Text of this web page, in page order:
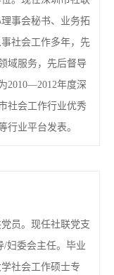
事会秘书、业务拓
社会工作多年，先
域服务，先后督导
2010—2012年度深
社会工作行业优秀
行业平台发表。
员。现任社联党支
/妇委会主任。毕业
社会工作硕士专